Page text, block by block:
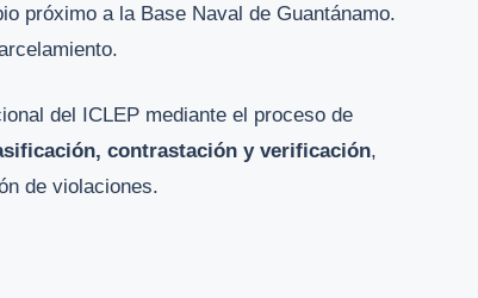
próximo a la Base Naval de Guantánamo.
del ICLEP mediante el proceso de
contrastación y verificación,
de violaciones.